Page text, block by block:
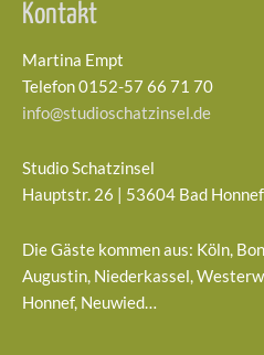
Kontakt
Martina Empt
Telefon 0152-57 66 71 70
info@studioschatzinsel.de
Studio Schatzinsel
Hauptstr. 26 | 53604 Bad Honnef
Die Gäste kommen aus: Köln,
Augustin, Niederkassel,
Honnef, Neuwied…